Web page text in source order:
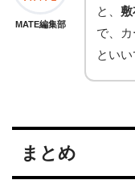
MATE編集部
と、 敷
で、
といい
まとめ